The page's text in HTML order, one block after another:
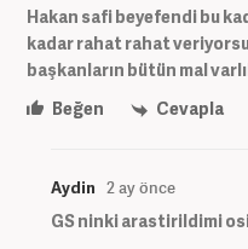
Hakan safi beyefendi bu
kadar rahat rahat
başkanların bütün mal
Beğen
Cevapla
Aydin 2 ay önce
GS ninki arastirildimi